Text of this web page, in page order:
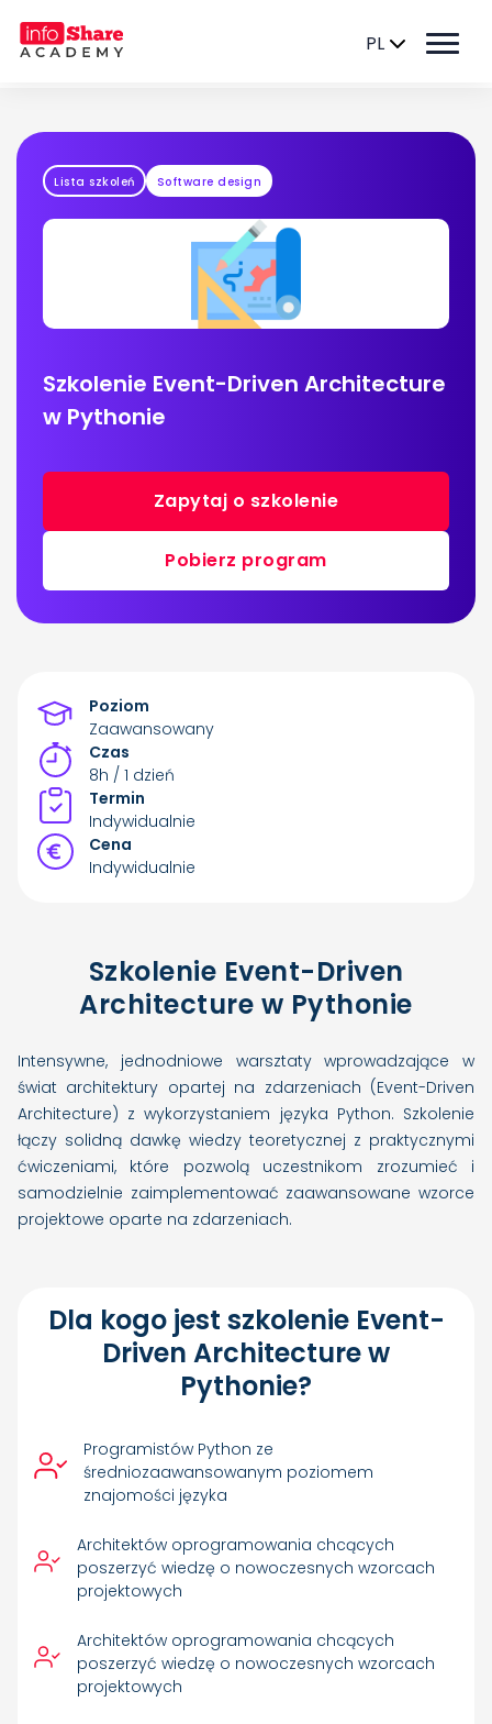
PL
Lista szkoleń Software design
Szkolenie Event-Driven Architecture
w Pythonie
Zapytaj o szkolenie
Pobierz program
Poziom
Zaawansowany
Czas
8h / 1 dzień
Termin
Indywidualnie
Cena
Indywidualnie
Szkolenie Event-Driven
Architecture w Pythonie
Intensywne, jednodniowe warsztaty wprowadzające w
świat architektury opartej na zdarzeniach (Event-Driven
Architecture) z wykorzystaniem języka Python. Szkolenie
łączy solidną dawkę wiedzy teoretycznej z praktycznymi
ćwiczeniami, które pozwolą uczestnikom zrozumieć i
samodzielnie zaimplementować zaawansowane wzorce
projektowe oparte na zdarzeniach.
Dla kogo jest szkolenie Event-
Driven Architecture w
Pythonie?
Programistów Python ze
średniozaawansowanym poziomem
znajomości języka
Architektów oprogramowania chcących
poszerzyć wiedzę o nowoczesnych wzorcach
projektowych
Architektów oprogramowania chcących
poszerzyć wiedzę o nowoczesnych wzorcach
projektowych